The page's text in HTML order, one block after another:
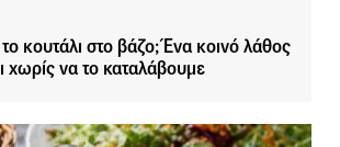
κουτάλι στο βάζο; Ένα κοινό λάθος
χωρίς να το καταλάβουμε